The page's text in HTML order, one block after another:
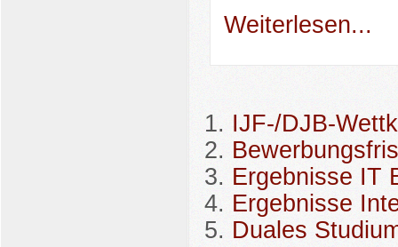
Weiterlesen...
IJF-/DJB-
Ergebnisse IT
Ergebnisse
Duales